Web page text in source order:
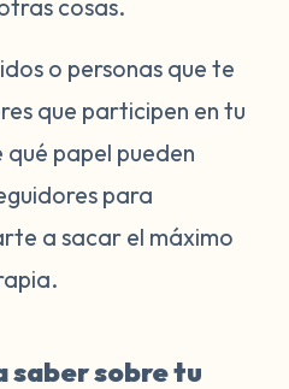
cosas.
o personas que te
que participen en tu
papel pueden
para
a sacar el máximo
saber sobre tu